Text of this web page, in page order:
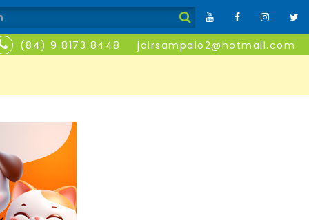
(84) 9 8173 8448 jairsampaio2@hotmail.com